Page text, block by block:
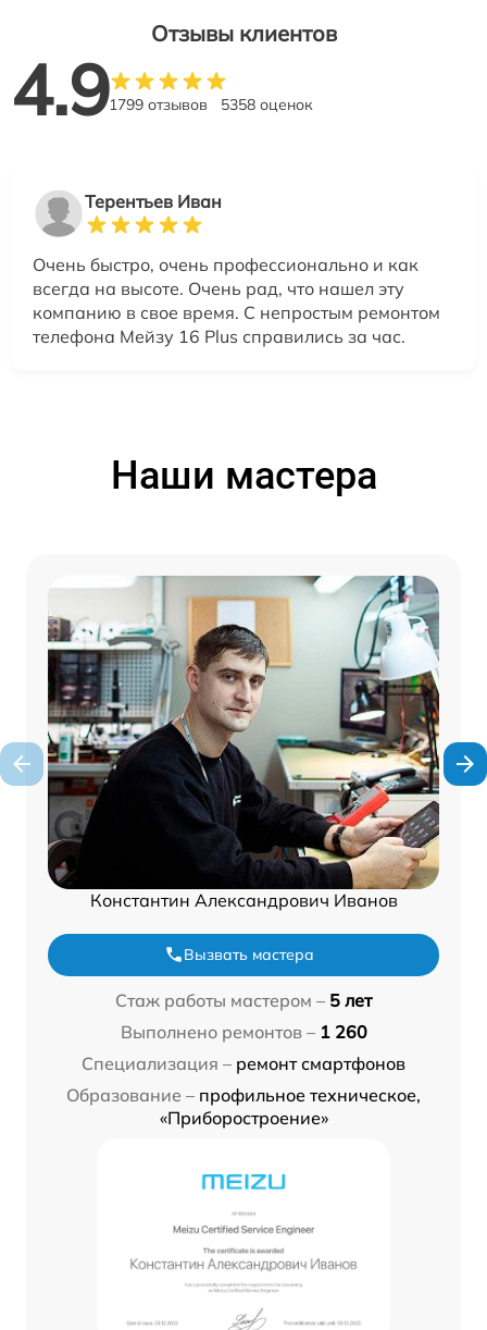
Отзывы клиентов
4.91799 отзывов 5358 оценок
Терентьев Иван
Очень быстро, очень профессионально и как
всегда на высоте. Очень рад, что нашел эту
компанию в свое время. С непростым ремонтом
телефона Мейзу 16 Plus справились за час.
Наши мастера
Константин Александрович Иванов
Вызвать мастера
Стаж работы мастером – 5 лет
Выполнено ремонтов – 1 260
Специализация – ремонт смартфонов
Образование – профильное техническое,
«Приборостроение»